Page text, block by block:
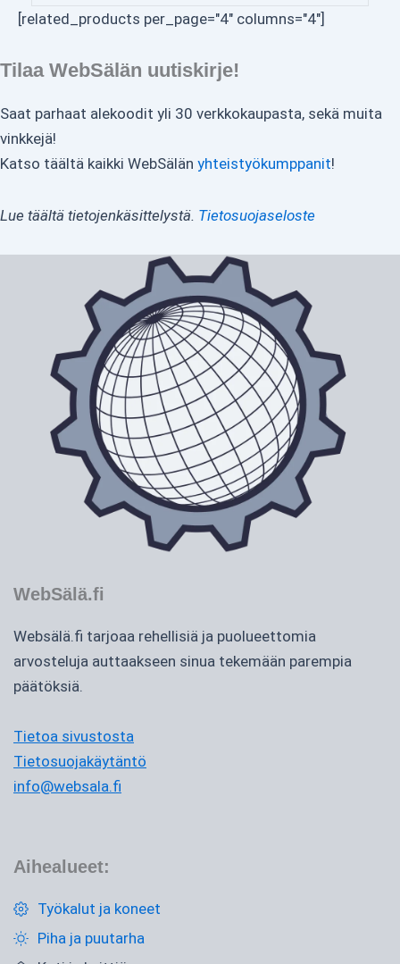
[related_products per_page="4" columns="4"]
Tilaa WebSälän uutiskirje!
Saat parhaat alekoodit yli 30 verkkokaupasta, sekä muita
vinkkejä!
Katso täältä kaikki WebSälän yhteistyökumppanit!
Lue täältä tietojenkäsittelystä. Tietosuojaseloste
WebSälä.fi
Websälä.fi tarjoaa rehellisiä ja puolueettomia
arvosteluja auttaakseen sinua tekemään parempia
päätöksiä.
Tietoa sivustosta
Tietosuojakäytäntö
info@websala.fi
Aihealueet:
Työkalut ja koneet
Piha ja puutarha